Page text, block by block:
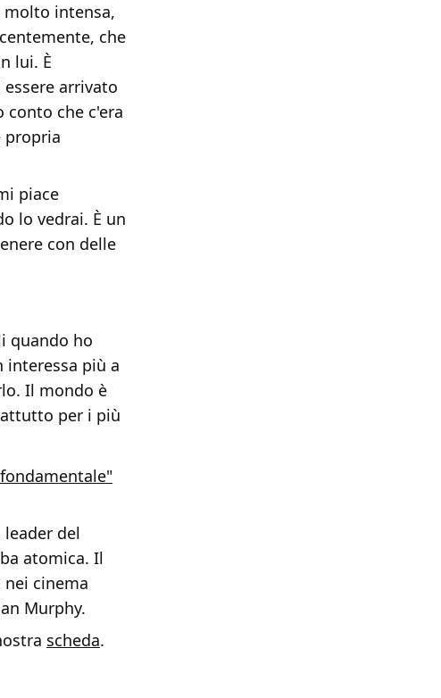
molto intensa,
che
lui. È
arrivato
che c'era
propria
piace
lo vedrai. È un
con delle
quando ho
più a
Il mondo è
per i più
del
atomica. Il
cinema
Murphy.
scheda.